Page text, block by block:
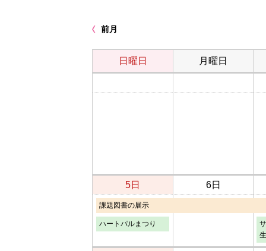
前月
日曜日 月曜日
5日 6日
課題図書の展示
ハートパルまつり